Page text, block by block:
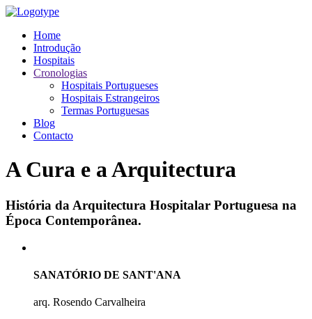
Home
Introdução
Hospitais
Cronologias
Hospitais Portugueses
Hospitais Estrangeiros
Termas Portuguesas
Blog
Contacto
A Cura e a Arquitectura
História da Arquitectura Hospitalar Portuguesa na
Época Contemporânea.
SANATÓRIO DE SANT'ANA
arq. Rosendo Carvalheira